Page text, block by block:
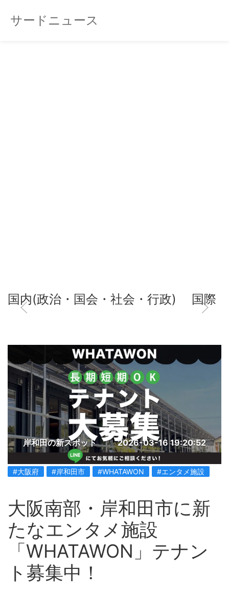
サードニュース
国内(政治・国会・社会・行政) 国際
岸和田の新スポット 2026-03-16 19:20:52
#大阪府 #岸和田市 #WHATAWON #エンタメ施設
大阪南部・岸和田市に新
たなエンタメ施設
「WHATAWON」テナン
ト募集中！